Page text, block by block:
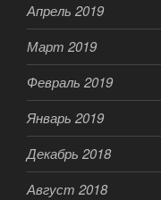
Апрель 2019
Март 2019
Февраль 2019
Январь 2019
Декабрь 2018
Август 2018